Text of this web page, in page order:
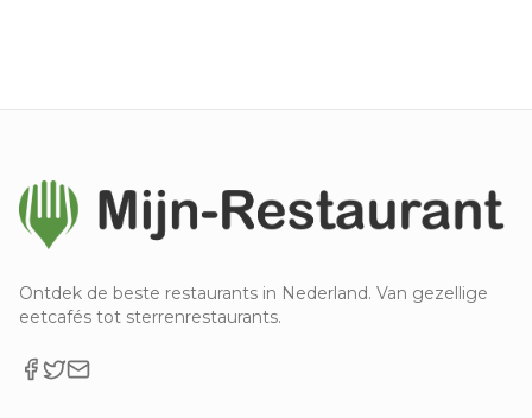
Ontdek de beste restaurants in Nederland. Van gezellige
eetcafés tot sterrenrestaurants.